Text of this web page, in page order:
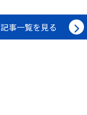
記事一覧を見る